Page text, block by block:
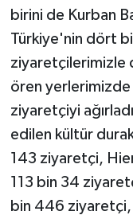
birini de Kurban
Türkiye'nin dört
ziyaretçilerimizle
ören yerlerimizde
ziyaretçiyi
edilen kültür
143 ziyaretçi,
113 bin 34
bin 446 ziyaretçi,